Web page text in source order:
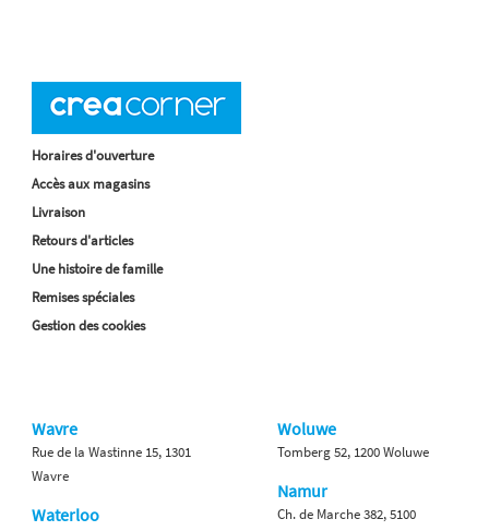
Horaires d'ouverture
Accès aux magasins
Livraison
Retours d'articles
Une histoire de famille
Remises spéciales
Gestion des cookies
Wavre
Rue de la Wastinne 15, 1301
Wavre
Waterloo
Woluwe
Tomberg 52, 1200 Woluwe
Namur
Ch. de Marche 382, 5100